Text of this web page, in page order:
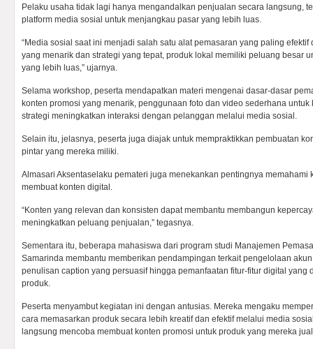
Pelaku usaha tidak lagi hanya mengandalkan penjualan secara langsung,
platform media sosial untuk menjangkau pasar yang lebih luas.
“Media sosial saat ini menjadi salah satu alat pemasaran yang paling
yang menarik dan strategi yang tepat, produk lokal memiliki peluang besar
yang lebih luas,” ujarnya.
Selama workshop, peserta mendapatkan materi mengenai dasar-dasar
konten promosi yang menarik, penggunaan foto dan video sederhana
strategi meningkatkan interaksi dengan pelanggan melalui media sosial.
Selain itu, jelasnya, peserta juga diajak untuk mempraktikkan pembuatan
pintar yang mereka miliki.
Almasari Aksentaselaku pemateri juga menekankan pentingnya memahami
membuat konten digital.
“Konten yang relevan dan konsisten dapat membantu membangun
meningkatkan peluang penjualan,” tegasnya.
Sementara itu, beberapa mahasiswa dari program studi Manajemen
Samarinda membantu memberikan pendampingan terkait pengelolaan
penulisan caption yang persuasif hingga pemanfaatan fitur-fitur digital yang
produk.
Peserta menyambut kegiatan ini dengan antusias. Mereka mengaku
cara memasarkan produk secara lebih kreatif dan efektif melalui media
langsung mencoba membuat konten promosi untuk produk yang mereka